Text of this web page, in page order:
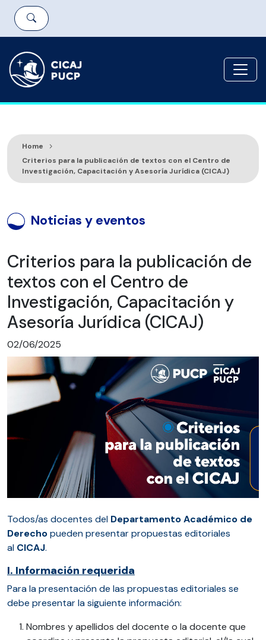
Home
Criterios para la publicación de textos con el Centro de
Investigación, Capacitación y Asesoría Jurídica (CICAJ)
Noticias y eventos
Criterios para la publicación de
textos con el Centro de
Investigación, Capacitación y
Asesoría Jurídica (CICAJ)
02/06/2025
Todos/as docentes del Departamento Académico de
Derechopueden presentar propuestas editoriales
al CICAJ.
I. Información requerida
Para la presentación de las propuestas editoriales se
debe presentar la siguiente información:
Nombres y apellidos del docente o la docente que